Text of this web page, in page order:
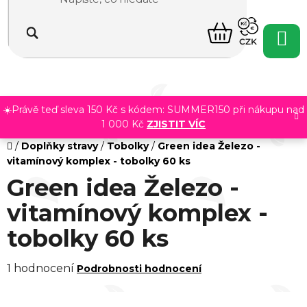
obsah
☀️Právě teď sleva 150 Kč s kódem: SUMMER150 při nákupu nad
1 000 Kč ZJISTIT VÍC
NÁKUPNÍ
KOŠÍK
CZK
Domů
/ Doplňky stravy / Tobolky / Green idea Železo -
vitamínový komplex - tobolky 60 ks
Green idea Železo -
vitamínový komplex -
tobolky 60 ks
Průměrné
1 hodnocení Podrobnosti hodnocení